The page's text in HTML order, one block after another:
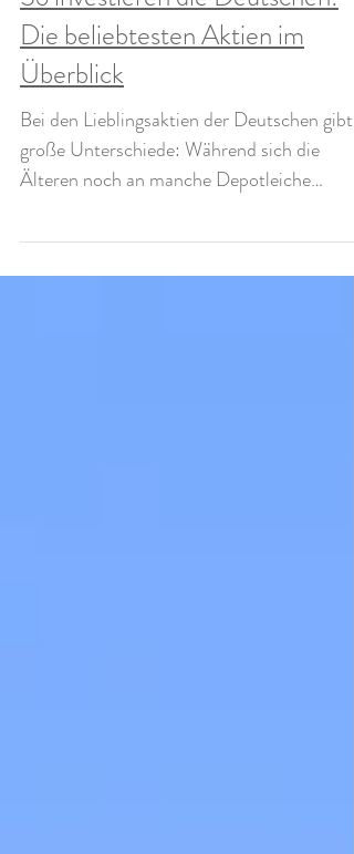
So investieren die Deutschen:
Die beliebtesten Aktien im
Überblick
Bei den Lieblingsaktien der Deutschen gibt
Älteren noch an manche Depotleiche
klammern, setzen...